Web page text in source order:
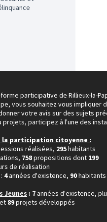
participative de Rillieux-la-
vous souhaitez vous impliquer
votre avis sur des sujets
participez à l'une des
la participation citoyenne :
réalisées, 295habitants
758propositions dont 199
de réalisation
: 4années d'existence, 90habitants
Jeunes : 7années d'existence,
89projets développés